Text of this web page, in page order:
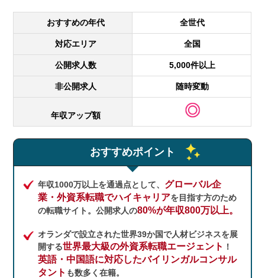
おすすめの年代 全世代
対応エリア 全国
公開求人数 5,000件以上
非公開求人 随時変動
年収アップ額
おすすめポイント
年収1000万以上を通過点として、 グローバル企
業・外資系転職でハイキャリアを目指す方のため
の転職サイト。公開求人の80%が年収800万以上。
オランダで設立された世界39か国で人材ビジネスを展
開する世界最大級の外資系転職エージェント ！
英語・中国語に対応したバイリンガルコンサル
タント も数多く在籍。